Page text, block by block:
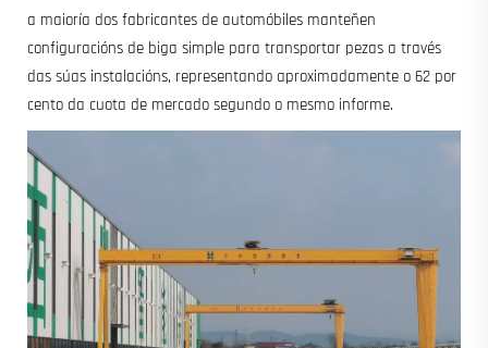
a maioría dos fabricantes de automóbiles manteñen
configuracións de biga simple para transportar pezas a través
das súas instalacións, representando aproximadamente o 62 por
cento da cuota de mercado segundo o mesmo informe.